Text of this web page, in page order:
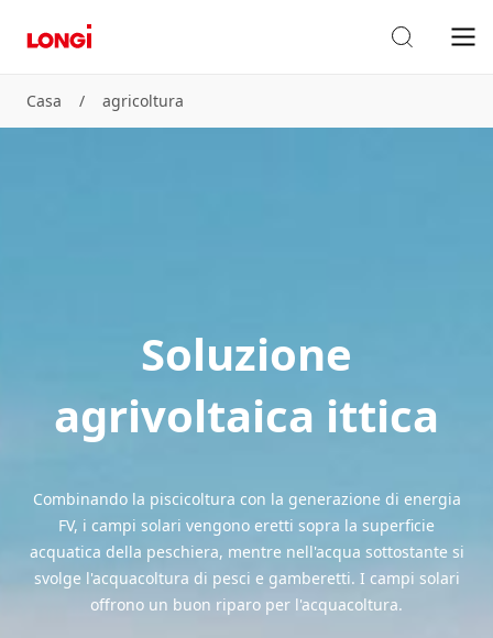
Casa / agricoltura
Soluzione
agrivoltaica ittica
Combinando la piscicoltura con la generazione di energia
FV, i campi solari vengono eretti sopra la superficie
acquatica della peschiera, mentre nell'acqua sottostante si
svolge l'acquacoltura di pesci e gamberetti. I campi solari
offrono un buon riparo per l'acquacoltura.